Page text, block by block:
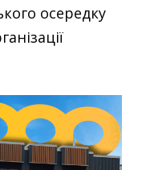
осередку